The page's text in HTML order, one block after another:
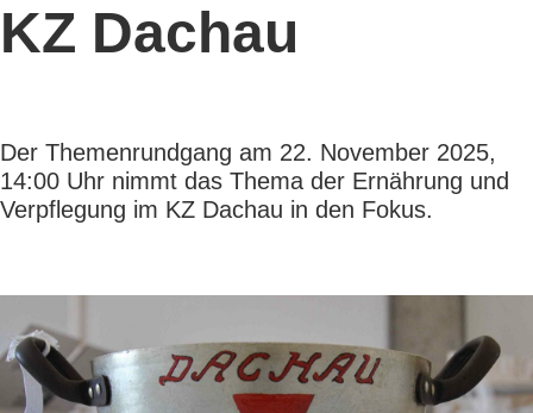
KZ Dachau
Der Themenrundgang am 22. November 2025,
14:00 Uhr nimmt das Thema der Ernährung und
Verpflegung im KZ Dachau in den Fokus.